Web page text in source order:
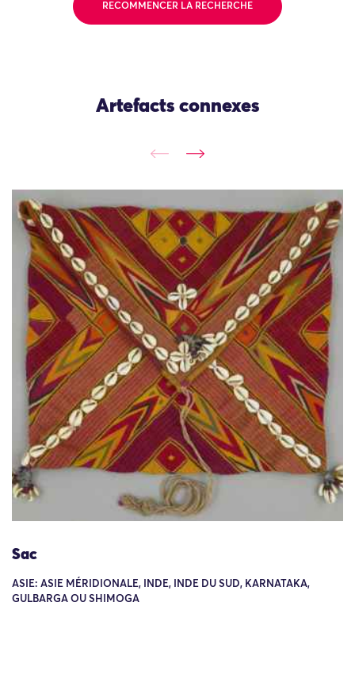
RECOMMENCER LA RECHERCHE
Artefacts connexes
Sac
ASIE: ASIE MÉRIDIONALE, INDE, INDE DU SUD, KARNATAKA,
GULBARGA OU SHIMOGA